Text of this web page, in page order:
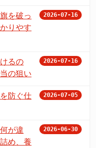
を破っ
りやす
2026-07-16
るの
の狙い
2026-07-16
防ぐ仕
2026-07-05
が違
め、養
2026-06-30